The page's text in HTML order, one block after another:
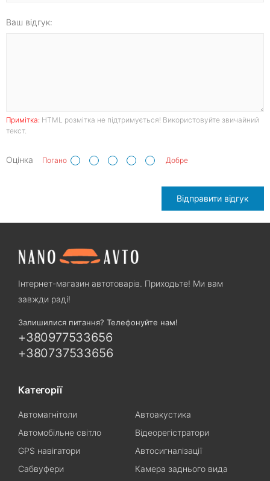
Ваш відгук:
Примітка: HTML розмітка не підтримується! Використовуйте звичайний
текст.
Оцінка Погано Добре
Відправити відгук
Інтернет-магазин автотоварів. Приходьте! Ми вам
завжди раді!
Залишилися питання? Телефонуйте нам!
+380977533656
+380737533656
Категорії
Автомагнітоли
Автоакустика
Автомобільне світло
Відеорегістратори
GPS навігатори
Автосигналізації
Сабвуфери
Камера заднього вида